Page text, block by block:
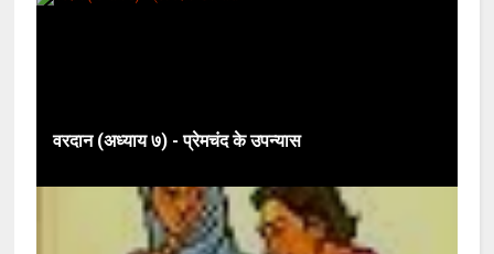
वरदान (अध्याय ७) - प्रेमचंद के उपन्यास